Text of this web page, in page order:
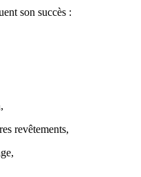
son succès :
revêtements,